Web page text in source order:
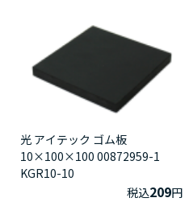
光 アイテック ゴム板
10×100×100 00872959-1
KGR10-10
税込209円